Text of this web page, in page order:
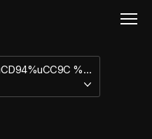
%uC774%uB2EC%uC758 %uCD94%uCC9C %uC601%uD654